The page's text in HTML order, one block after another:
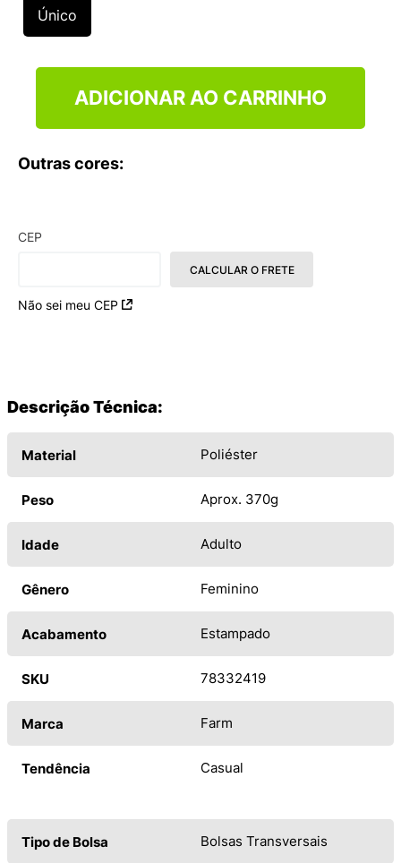
Único
ADICIONAR AO CARRINHO
Outras cores:
CEP
Não sei meu CEP
CALCULAR O FRETE
Descrição Técnica:
Material Poliéster
Peso Aprox. 370g
Idade Adulto
Gênero Feminino
Acabamento Estampado
SKU 78332419
Marca Farm
Tendência Casual
Tipo de Bolsa Bolsas Transversais
º
VEJA COUNTRY
10º NEW 530